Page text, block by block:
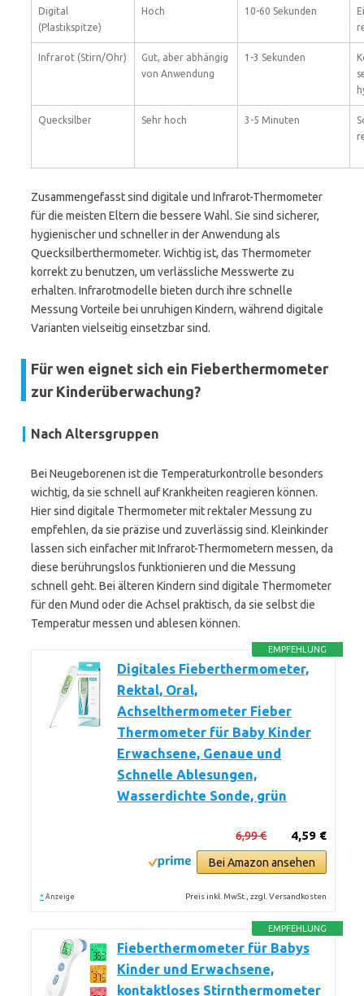
Digital
(Plastikspitze)
Hoch 10-60 Sekunden
Infrarot (Stirn/Ohr)
Gut, aber abhängig
von Anwendung
1-3 Sekunden
Quecksilber Sehr hoch 3-5 Minuten
Zusammengefasst sind digitale und Infrarot-Thermometer
für die meisten Eltern die bessere Wahl. Sie sind sicherer,
hygienischer und schneller in der Anwendung als
Quecksilberthermometer. Wichtig ist, das Thermometer
korrekt zu benutzen, um verlässliche Messwerte zu
erhalten. Infrarotmodelle bieten durch ihre schnelle
Messung Vorteile bei unruhigen Kindern, während digitale
Varianten vielseitig einsetzbar sind.
Für wen eignet sich ein Fieberthermometer
zur Kinderüberwachung?
Nach Altersgruppen
Bei Neugeborenen ist die Temperaturkontrolle besonders
wichtig, da sie schnell auf Krankheiten reagieren können.
Hier sind digitale Thermometer mit rektaler Messung zu
empfehlen, da sie präzise und zuverlässig sind. Kleinkinder
lassen sich einfacher mit Infrarot-Thermometern messen, da
diese berührungslos funktionieren und die Messung
schnell geht. Bei älteren Kindern sind digitale Thermometer
für den Mund oder die Achsel praktisch, da sie selbst die
Temperatur messen und ablesen können.
EMPFEHLUNG
Digitales Fieberthermometer,
Rektal, Oral,
Achselthermometer Fieber
Thermometer für Baby Kinder
Erwachsene, Genaue und
Schnelle Ablesungen,
Wasserdichte Sonde, grün
4,59 €
6,99 €
Bei Amazon ansehen
* Anzeige Preis inkl. MwSt., zzgl. Versandkosten
EMPFEHLUNG
Fieberthermometer für Babys
Kinder und Erwachsene,
kontaktloses Stirnthermometer